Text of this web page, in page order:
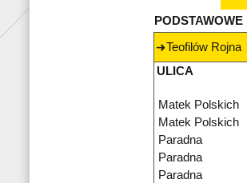
PODSTAWOWE
Teofilów Rojna
ULICA
Matek Polskich
Matek Polskich
Paradna
Paradna
Paradna